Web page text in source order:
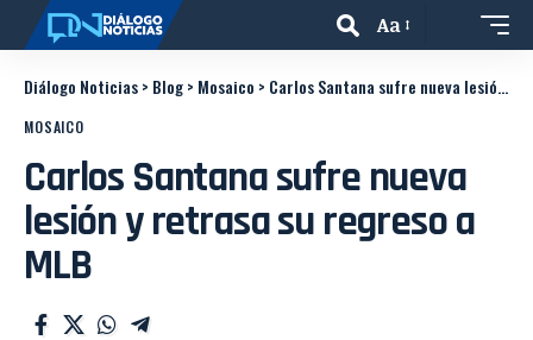
Aa
Diálogo Noticias> Blog> Mosaico > Carlos Santana sufre nueva lesión y retrasa su regreso a MLB
MOSAICO
Carlos Santana sufre nueva
lesión y retrasa su regreso a
MLB